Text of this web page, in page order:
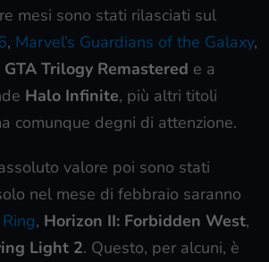
mesi sono stati rilasciati sul
, Marvel’s Guardians of the Galaxy,
GTA Trilogy Remastered e a
Halo Infinite, più altri titoli
comunque degni di attenzione.
valore poi sono stati
nel mese di febbraio saranno
, Horizon II: Forbidden West,
Light 2. Questo, per alcuni, è